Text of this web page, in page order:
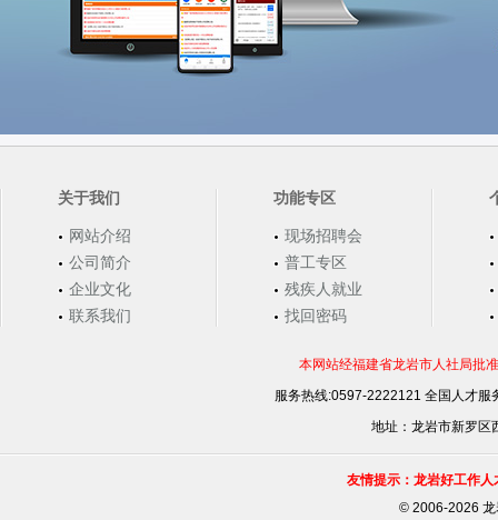
关于我们
网站介绍
公司简介
企业文化
联系我们
功能专区
现场招聘会
普工专区
残疾人就业
找回密码
本网站经福建省龙岩市人社局批
服务热线:0597-2222121 全国人才
地址：龙岩市新罗区
友情提示：龙岩好工作
©2006-2026 龙